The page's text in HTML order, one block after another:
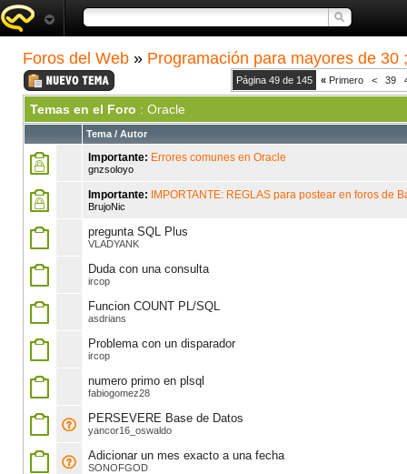
Foros del Web » Programación para mayores de 30
Página 49 de 145 « Primero < 39
Temas en el Foro : Oracle
Tema / Autor
Importante: Errores comunes en Oracle
gnzsoloyo
Importante: IMPORTANTE: REGLAS para postear en foros de
BrujoNic
pregunta SQL Plus
VLADYANK
Duda con una consulta
ircop
Funcion COUNT PL/SQL
asdrians
Problema con un disparador
ircop
numero primo en plsql
fabiogomez28
PERSEVERE Base de Datos
yancor16_oswaldo
Adicionar un mes exacto a una fecha
SONOFGOD